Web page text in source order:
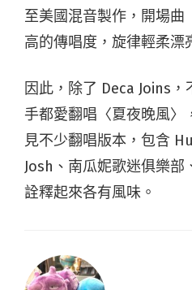
至美國混音製作，開場曲
高的傳唱度，旋律輕柔漂
因此，除了 Deca Joins
手都愛翻唱〈夏夜晚風〉
見不少翻唱版本，包含
Josh、南瓜妮歌迷俱樂部
詮釋起來各有風味。